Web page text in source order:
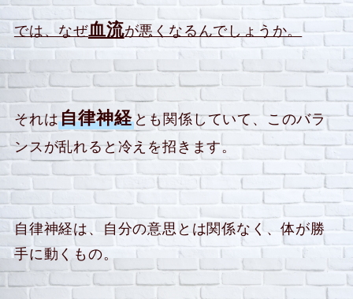
では、なぜ血流が悪くなるんでしょうか。
それは自律神経とも関係していて、このバラ
ンスが乱れると冷えを招きます。
自律神経は、自分の意思とは関係なく、体が勝
手に動くもの。